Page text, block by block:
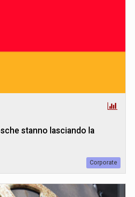
stanno lasciando la
Corporate